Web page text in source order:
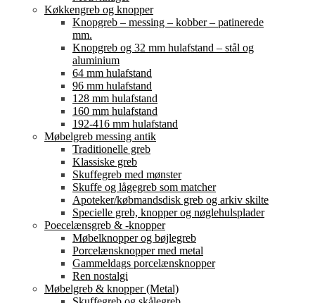
Køkkengreb og knopper
Knopgreb – messing – kobber – patinerede
mm.
Knopgreb og 32 mm hulafstand – stål og
aluminium
64 mm hulafstand
96 mm hulafstand
128 mm hulafstand
160 mm hulafstand
192-416 mm hulafstand
Møbelgreb messing antik
Traditionelle greb
Klassiske greb
Skuffegreb med mønster
Skuffe og lågegreb som matcher
Apoteker/købmandsdisk greb og arkiv skilte
Specielle greb, knopper og nøglehulsplader
Poecelænsgreb & -knopper
Møbelknopper og bøjlegreb
Porcelænsknopper med metal
Gammeldags porcelænsknopper
Ren nostalgi
Møbelgreb & knopper (Metal)